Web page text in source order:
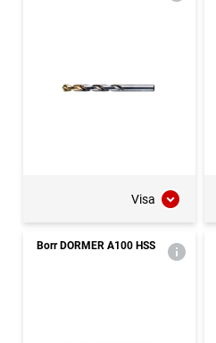
Visa
Borr DORMER A100 HSS